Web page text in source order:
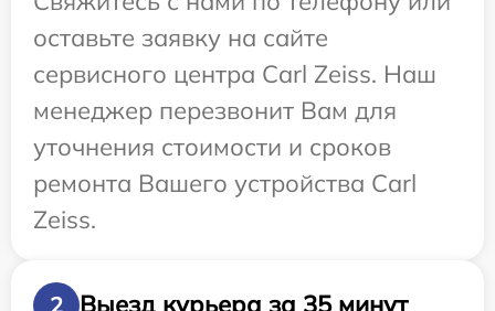
оставьте заявку на сайте
сервисного центра Carl Zeiss. Наш
менеджер перезвонит Вам для
уточнения стоимости и сроков
ремонта Вашего устройства Carl
Zeiss.
2 Выезд курьера за 35 минут